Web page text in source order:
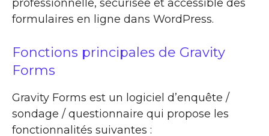
professionnelle, sécurisée et accessible des
formulaires en ligne dans WordPress.
Fonctions principales de Gravity
Forms
Gravity Forms est un logiciel d’enquête /
sondage / questionnaire qui propose les
fonctionnalités suivantes :